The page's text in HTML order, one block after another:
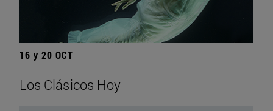
16 y 20 OCT
Los Clásicos Hoy